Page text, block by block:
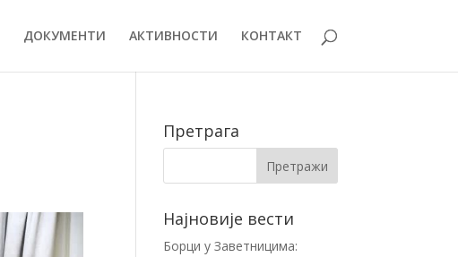
ДОКУМЕНТИ АКТИВНОСТИ КОНТАКТ
Претрага
Најновије вести
Борци у Заветницима: